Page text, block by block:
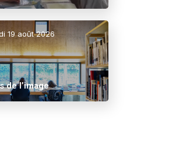
19 août 2026
de l’image